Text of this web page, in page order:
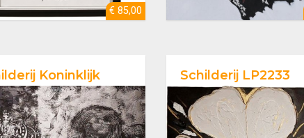
€ 85,00
Koninklijk Schilderij LP2233